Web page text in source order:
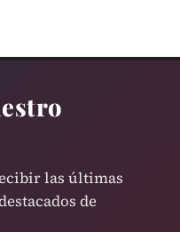
las últimas
de